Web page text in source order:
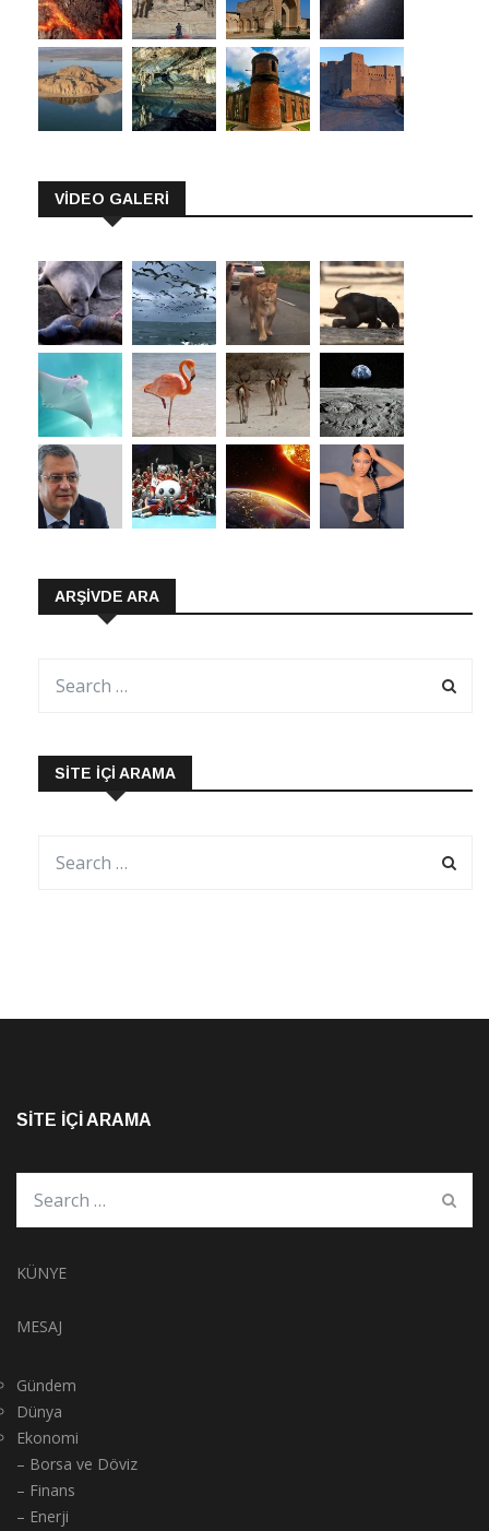
VİDEO GALERİ
ARŞIVDE ARA
SITE İÇI ARAMA
SITE İÇI ARAMA
KÜNYE
MESAJ
Gündem
Dünya
Ekonomi
– Borsa ve Döviz
– Finans
– Enerji